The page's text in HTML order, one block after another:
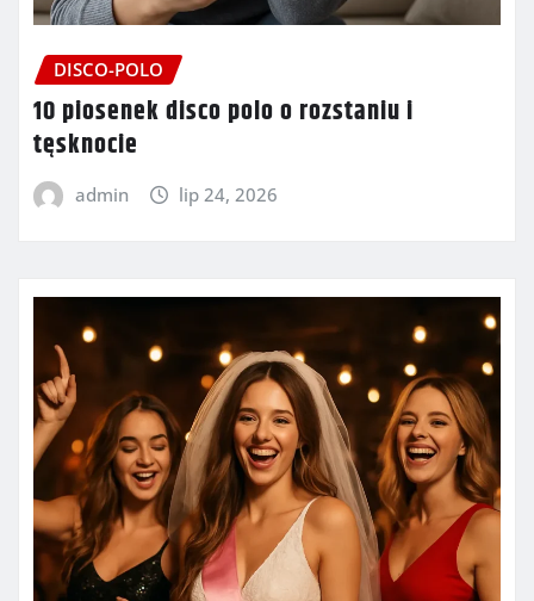
DISCO-POLO
10 piosenek disco polo o rozstaniu i
tęsknocie
admin lip 24, 2026